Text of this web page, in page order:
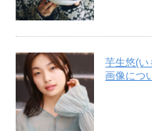
芋生悠(い
画像につ